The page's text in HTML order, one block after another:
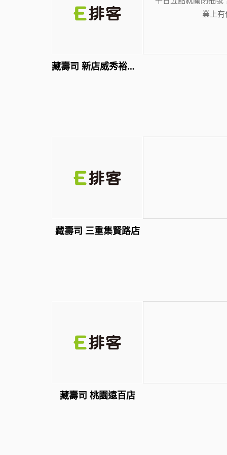
業上有
藏壽司 新店威秀裕隆店
藏壽司 三重集賢路店
藏壽司 桃園遠百店